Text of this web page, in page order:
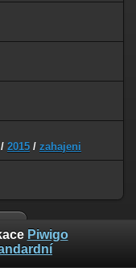
2015 / zahajeni
Piwigo